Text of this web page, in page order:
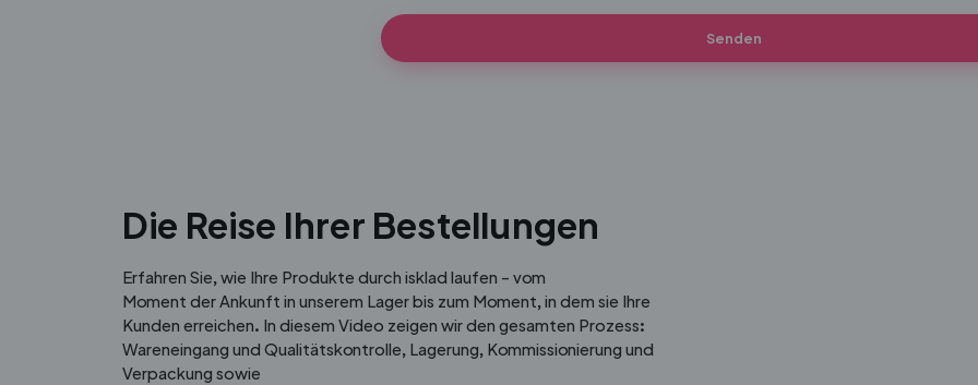
Senden
Die Reise Ihrer Bestellungen
Erfahren Sie, wie Ihre Produkte durch isklad laufen – vom
Moment der Ankunft in unserem Lager bis zum Moment, in dem sie Ihre
Kunden erreichen. In diesem Video zeigen wir den gesamten Prozess:
Wareneingang und Qualitätskontrolle, Lagerung, Kommissionierung und
Verpackung sowie